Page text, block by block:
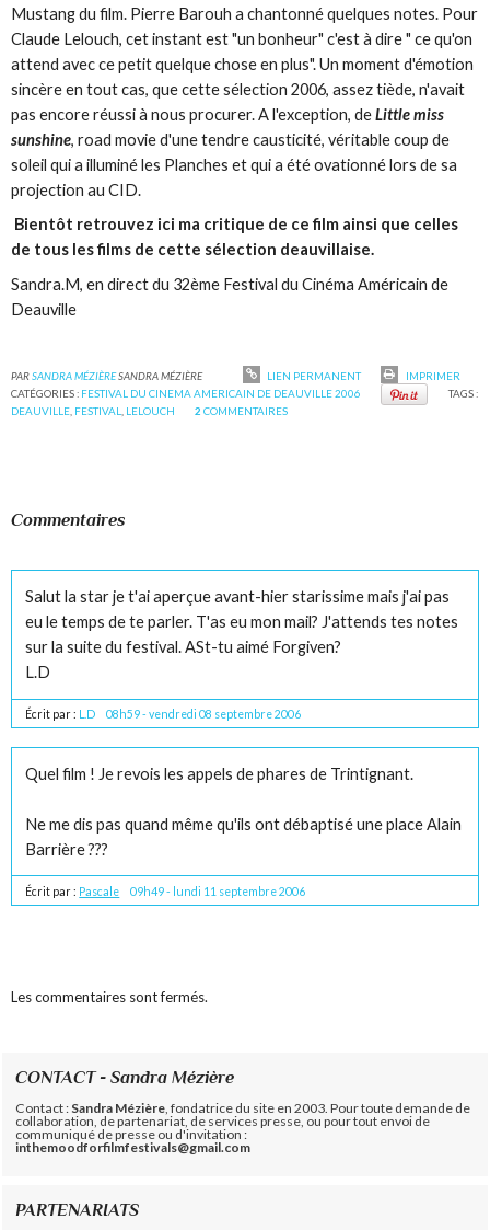
Mustang du film. Pierre Barouh a chantonné quelques notes. Pour
Claude Lelouch, cet instant est "un bonheur" c'est à dire " ce qu'on
attend avec ce petit quelque chose en plus". Un moment d'émotion
sincère en tout cas, que cette sélection 2006, assez tiède, n'avait
pas encore réussi à nous procurer. A l'exception, deLittle miss
sunshine, road movie d'une tendre causticité, véritable coup de
soleil qui a illuminé les Planches et qui a été ovationné lors de sa
projection au CID.
Bientôt retrouvez ici ma critique de ce film ainsi que celles
de tous les films de cette sélection deauvillaise.
Sandra.M, en direct du 32ème Festival du Cinéma Américain de
Deauville
PARSANDRA MÉZIÈRESANDRA MÉZIÈRE LIEN PERMANENT
IMPRIMER
CATÉGORIES : FESTIVAL DU CINEMA AMERICAIN DE DEAUVILLE 2006
TAGS :
DEAUVILLE, FESTIVAL, LELOUCH 2 COMMENTAIRES
Commentaires
Salut la star je t'ai aperçue avant-hier starissime mais j'ai pas
eu le temps de te parler. T'as eu mon mail? J'attends tes notes
sur la suite du festival. ASt-tu aimé Forgiven?
L.D
Écrit par : L.D 08h59-vendredi 08 septembre 2006
Quel film ! Je revois les appels de phares de Trintignant.
Ne me dis pas quand même qu'ils ont débaptisé une place Alain
Barrière ???
Écrit par : Pascale 09h49- lundi 11 septembre 2006
Les commentaires sont fermés.
CONTACT - Sandra Mézière
Contact : Sandra Mézière , fondatrice du site en 2003. Pour toute demande de
collaboration, de partenariat, de services presse, ou pour tout envoi de
communiqué de presse ou d'invitation :
inthemoodforfilmfestivals@gmail.com
PARTENARIATS